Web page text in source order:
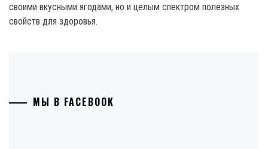
своими вкусными ягодами, но и целым спектром полезных
свойств для здоровья.
МЫ В FACEBOOK